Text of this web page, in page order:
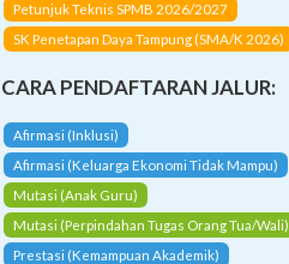
Petunjuk Teknis SPMB 2026/2027
SK Penetapan Daya Tampung (SMA/K 2026)
CARA PENDAFTARAN JALUR:
Afirmasi (Inklusi)
Afirmasi (Keluarga Ekonomi Tidak Mampu)
Mutasi (Anak Guru)
Mutasi (Perpindahan Tugas Orang Tua/Wali)
Prestasi (Kemampuan Akademik)